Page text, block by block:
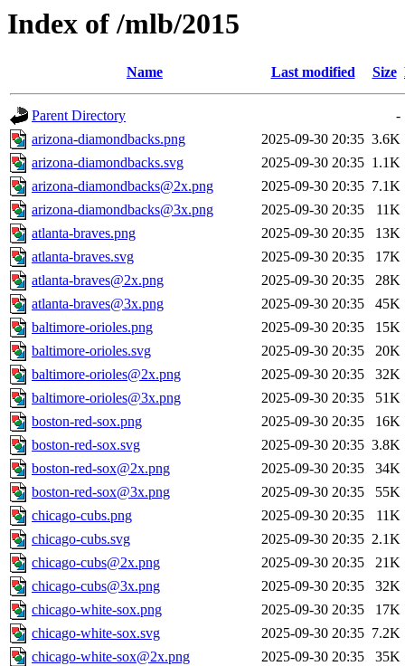
Index of /mlb/2015
Name Last modified Size
Parent Directory
-
arizona-diamondbacks.png
2025-09-30 20:35 3.6K
arizona-diamondbacks.svg
2025-09-30 20:35 1.1K
arizona-diamondbacks@2x.png
2025-09-30 20:35 7.1K
arizona-diamondbacks@3x.png
2025-09-30 20:35
11K
atlanta-braves.png
2025-09-30 20:35
13K
atlanta-braves.svg
2025-09-30 20:35
17K
atlanta-braves@2x.png
2025-09-30 20:35
28K
atlanta-braves@3x.png
2025-09-30 20:35
45K
baltimore-orioles.png
2025-09-30 20:35
15K
baltimore-orioles.svg
2025-09-30 20:35
20K
baltimore-orioles@2x.png
2025-09-30 20:35
32K
baltimore-orioles@3x.png
2025-09-30 20:35
51K
boston-red-sox.png
2025-09-30 20:35
16K
boston-red-sox.svg
2025-09-30 20:35 3.8K
boston-red-sox@2x.png
2025-09-30 20:35
34K
boston-red-sox@3x.png
2025-09-30 20:35
55K
chicago-cubs.png
2025-09-30 20:35
11K
chicago-cubs.svg
2025-09-30 20:35 2.1K
chicago-cubs@2x.png
2025-09-30 20:35
21K
chicago-cubs@3x.png
2025-09-30 20:35
32K
chicago-white-sox.png
2025-09-30 20:35
17K
chicago-white-sox.svg
2025-09-30 20:35 7.2K
chicago-white-sox@2x.png
2025-09-30 20:35
35K